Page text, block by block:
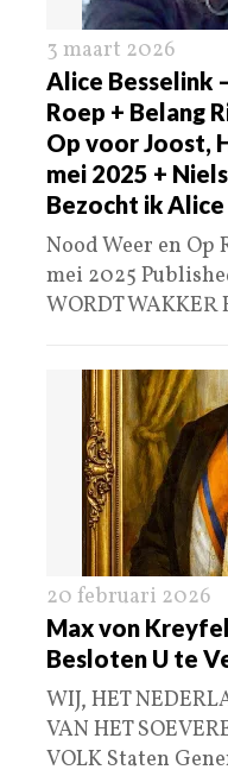
3 maart 2026
Alice Besselink
Roep + Belang
Op voor Joost,
mei 2025 +
Bezocht ik
Nood Weer en Op
mei 2025
WORDT WAKKER
20 februari 2026
Max von
Besloten U te
WIJ, HET
VAN HET
VOLK Staten